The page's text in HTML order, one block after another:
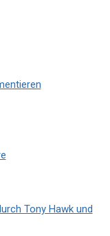
Tony Hawk und